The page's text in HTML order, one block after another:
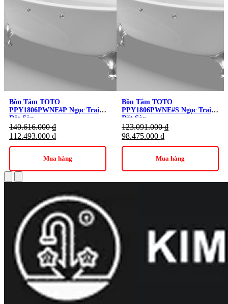
Thông số Bồn Tắm TOTO
PJY1744HPWEN#GW/TVBF412 Galalato, Đặt Sàn
Mã sản phẩm: PJY1744HPWEN#GW
Tên sản phẩm: Bồn tắm đá cẩm thạch cao cấp đặt sàn
Bao gồm thanh vịn và bộ xả nhấn
Kích thước: 1700 x 835 x 565mm
Đã bao gồm bộ xả
Màu sắc: Màu trắng bóng (#GW)
Mã sản phẩm cũ: PJY1744HPWE-GW
Ưu điểm của Bồn Tắm TOTO
PJY1744HPWEN#GW/TVBF412 Galalato, Đặt Sàn
Thiết kế đặt sàn đem đến không gian phòng tắm của bạn
một diện mạo mới. Cùng kích thước rộng rãi và hình dáng
Bồn Tắm TOTO
PPY1806PWNE#P Ngọc Trai,
Đặt Sàn
140.616.000₫
112.493.000 ₫
Mua hàng
Bồn Tắm TOTO
PPY1806PWNE#S Ngọc Trai,
Đặt Sàn
123.091.000₫
98.475.000 ₫
Mua hàng